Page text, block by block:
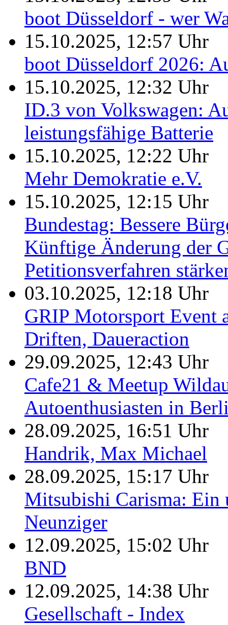
boot Düsseldorf - wer
15.10.2025, 12:57 Uhr
boot Düsseldorf 2026:
15.10.2025, 12:32 Uhr
ID.3 von Volkswagen:
leistungsfähige Batterie
15.10.2025, 12:22 Uhr
Mehr Demokratie e.V.
15.10.2025, 12:15 Uhr
Bundestag: Bessere
Künftige Änderung der
Petitionsverfahren
03.10.2025, 12:18 Uhr
GRIP Motorsport Event
Driften, Daueraction
29.09.2025, 12:43 Uhr
Cafe21 & Meetup
Autoenthusiasten in
28.09.2025, 16:51 Uhr
Handrik, Max Michael
28.09.2025, 15:17 Uhr
Mitsubishi Carisma: Ein
Neunziger
12.09.2025, 15:02 Uhr
BND
12.09.2025, 14:38 Uhr
Gesellschaft - Index